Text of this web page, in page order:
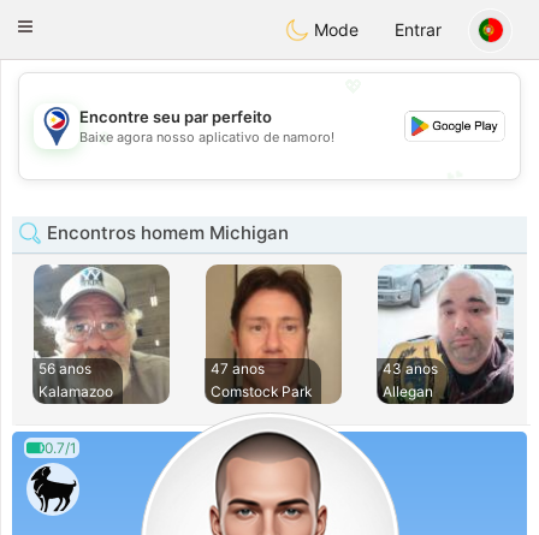
PhilippinesChat
Toggle
Mode Entrar
💖
💕
Encontre seu par perfeito
Baixe agora nosso aplicativo de namoro!
Encontros homem Michigan
56 anos
Kalamazoo
47 anos
Comstock Park
43 anos
Allegan
0.7/1